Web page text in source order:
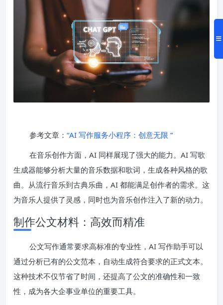
参考文章： “AI 写作服务小程序：创意无限 ”
在音乐创作方面，AI 同样展现了强大的能力。AI 写歌
生成器能够分析大量的音乐数据和歌词，生成各种风格的歌
曲。从流行音乐到古典乐曲，AI 都能满足创作者的需求。这
为音乐人提供了灵感，同时也为音乐创作注入了新的动力。
制作公文材料：高效而精准
公文写作通常要求高标准的专业性，AI 写作助手可以
通过分析已有的公文范本，自动生成符合要求的正式文本。
这种技术不仅节省了时间，还提高了公文的准确性和一致
性，成为各大企事业单位的重要工具。